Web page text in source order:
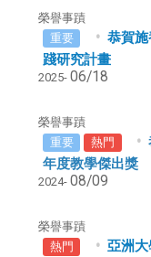
榮譽事蹟
重要
恭賀
踐研究計畫
2025- 06/18
榮譽事蹟
重要
熱門
年度教學傑出獎
2024- 08/09
榮譽事蹟
熱門
亞洲